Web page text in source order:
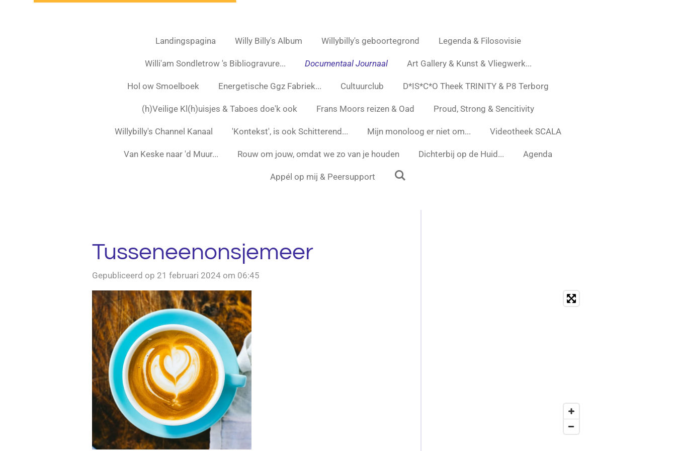
Landingspagina Willy Billy's Album Willybilly's geboortegrond Legenda & Filosovisie
Willi'am Sondletrow 's Bibliogravure... Documentaal Journaal Art Gallery & Kunst & Vliegwerk...
Hol ow Smoelboek Energetische Ggz Fabriek... Cultuurclub D*IS*C*O Theek TRINITY & P8 Terborg
(h)Veilige Kl(h)uisjes & Taboes doe'k ook Frans Moors reizen & Oad Proud, Strong & Sencitivity
Willybilly's Channel Kanaal 'Kontekst', is ook Schitterend... Mijn monoloog er niet om... Videotheek SCALA
Van Keske naar 'd Muur... Rouw om jouw, omdat we zo van je houden Dichterbij op de Huid... Agenda
Appél op mij & Peersupport
Tusseneenonsjemeer
Gepubliceerd op 21 februari 2024 om 06:45